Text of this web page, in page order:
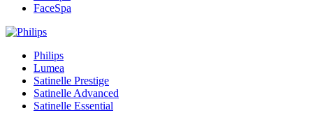
FaceSpa
Philips
Lumea
Satinelle Prestige
Satinelle Advanced
Satinelle Essential